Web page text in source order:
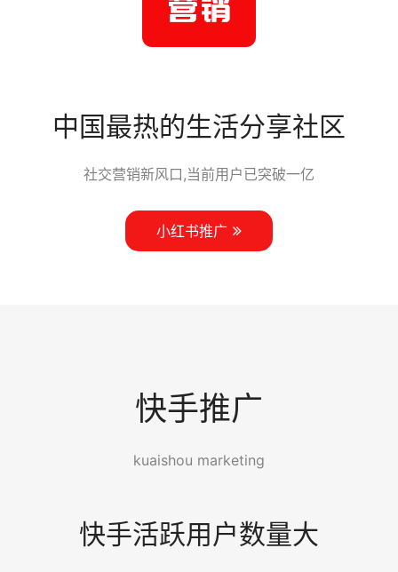
中国最热的生活分享社区
社交营销新风口,当前用户已突破一亿
小红书推广
快手推广
kuaishou marketing
快手活跃用户数量大